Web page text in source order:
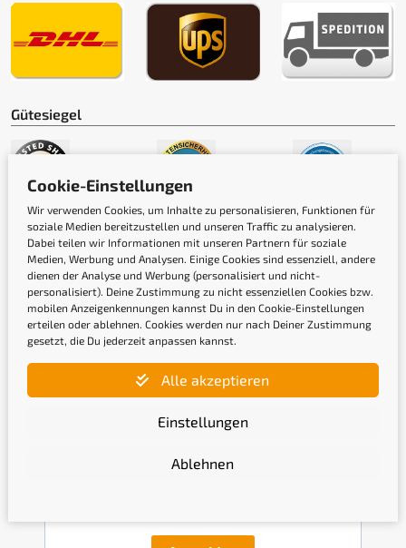
Gütesiegel
Newsletter
Gib hier Deine E-Mail-Adresse ein, um Dich
Cookie-Einstellungen
Wir verwenden Cookies, um Inhalte zu personalisieren, Funktionen für
soziale Medien bereitzustellen und unseren Traffic zu analysieren.
Dabei teilen wir Informationen mit unseren Partnern für soziale
Medien, Werbung und Analysen. Einige Cookies sind essenziell, andere
dienen der Analyse und Werbung (personalisiert und nicht-
personalisiert). Deine Zustimmung zu nicht essenziellen Cookies bzw.
mobilen Anzeigenkennungen kannst Du in den Cookie-Einstellungen
erteilen oder ablehnen. Cookies werden nur nach Deiner Zustimmung
gesetzt, die Du jederzeit anpassen kannst.
Alle akzeptieren
Einstellungen
Ablehnen